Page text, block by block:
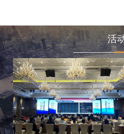
活